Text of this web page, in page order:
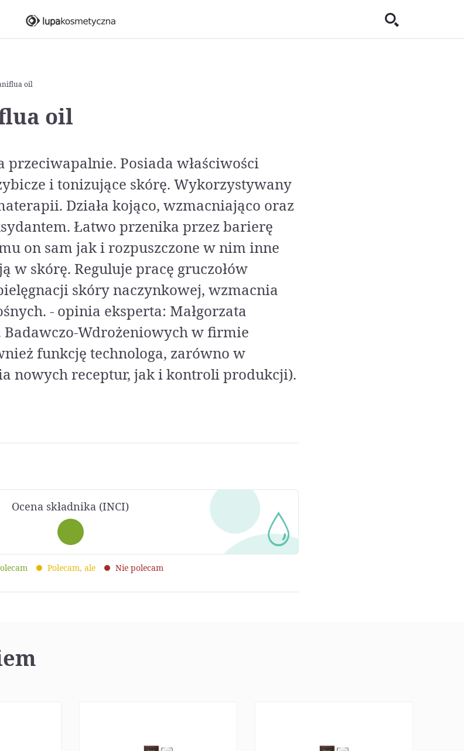
oil
oil
przeciwapalnie. Posiada właściwości
i tonizujące skórę. Wykorzystywany
Działa kojąco, wzmacniająco oraz
Łatwo przenika przez barierę
on sam jak i rozpuszczone w nim inne
w skórę. Reguluje pracę gruczołów
skóry naczynkowej, wzmacnia
- opinia eksperta: Małgorzata
Badawczo-Wdrożeniowych w firmie
funkcję technologa, zarówno w
nowych receptur, jak i kontroli produkcji).
Ocena składnika (INCI)
Polecam, ale Nie polecam